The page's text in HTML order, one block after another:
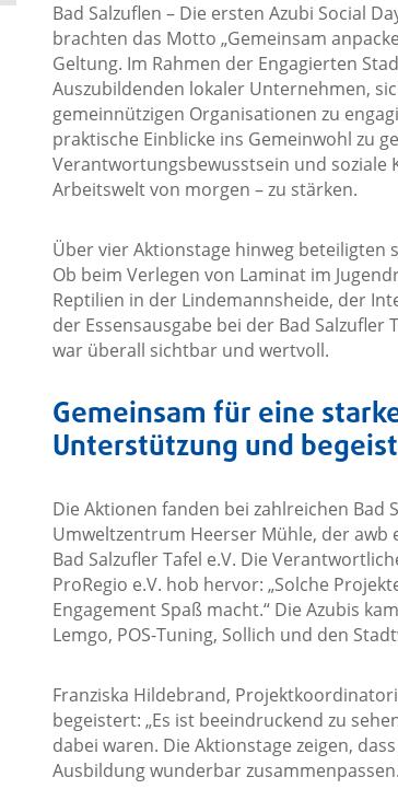
Bad Salzuflen – Die ersten Azubi Social
brachten das Motto „Gemeinsam
Geltung. Im Rahmen der Engagierten
Auszubildenden lokaler Unternehmen,
gemeinnützigen Organisationen zu
praktische Einblicke ins Gemeinwohl zu
Verantwortungsbewusstsein und soziale
Arbeitswelt von morgen – zu stärken.
Über vier Aktionstage hinweg beteiligten
Ob beim Verlegen von Laminat im
Reptilien in der Lindemannsheide, der
der Essensausgabe bei der Bad
war überall sichtbar und wertvoll.
Gemeinsam für eine
Unterstützung und
Die Aktionen fanden bei zahlreichen
Umweltzentrum Heerser Mühle, der awb
Bad Salzufler Tafel e.V. Die
ProRegio e.V. hob hervor: „Solche
Engagement Spaß macht.“ Die Azubis
Lemgo, POS-Tuning, Sollich und den
Franziska Hildebrand,
begeistert: „Es ist beeindruckend zu
dabei waren. Die Aktionstage zeigen,
Ausbildung wunderbar